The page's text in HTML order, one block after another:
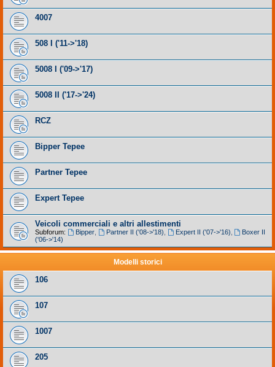
4007
508 I ('11->'18)
5008 I ('09->'17)
5008 II ('17->'24)
RCZ
Bipper Tepee
Partner Tepee
Expert Tepee
Veicoli commerciali e altri allestimenti
Subforum: Bipper, Partner II ('08->'18) Expert II ('07->'16)
Boxer II
('06->'14)
Modelli storici
106
107
1007
205